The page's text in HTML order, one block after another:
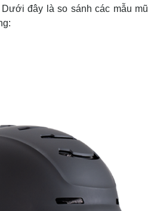
đây là so sánh các mẫu mũ